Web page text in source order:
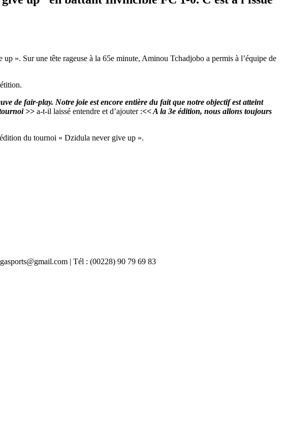
». Sur une tête rageuse à la 65e minute, Aminou Tchadjobo a permis à l’équipe de
de fair-play. Notre joie est encore entière du fait que notre objectif est atteint
>> a-t-il laissé entendre et d’ajouter :<< A la 3e édition, nous allons toujours
du tournoi « Dzidula never give up ».
| Tél : (00228) 90 79 69 83